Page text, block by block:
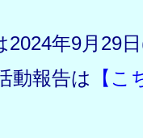
2024年9月29
動報告は
【こ